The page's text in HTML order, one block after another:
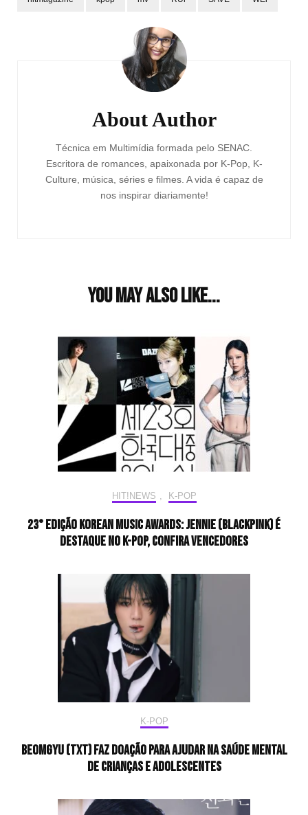
About Author
Técnica em Multimídia formada pelo SENAC.
Escritora de romances, apaixonada por K-Pop, K-
Culture, música, séries e filmes. A vida é capaz de
nos inspirar diariamente!
You may also like...
HIT!NEWS , K-POP
23° Edição KOREAN MUSIC AWARDS: JENNIE (BLACKPINK) é
destaque no K-pop, confira vencedores
K-POP
Beomgyu (TXT) faz doação para ajudar na saúde mental
de crianças e adolescentes